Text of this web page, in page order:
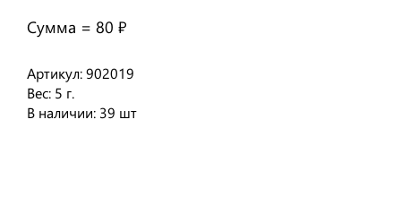
Артикул: 902019
Вес: 5 г.
В наличии: 39 шт
Сумма = 80 ₽